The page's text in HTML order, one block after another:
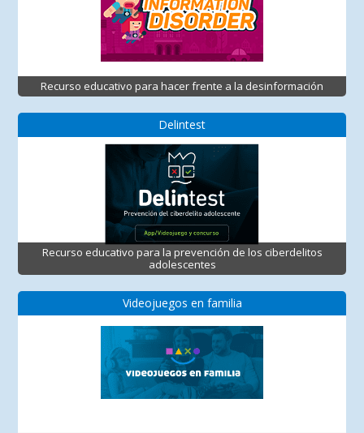
Recurso educativo para hacer frente a la desinformación
Delintest
Recurso educativo para la prevención de los ciberdelitos
adolescentes
Videojuegos en familia